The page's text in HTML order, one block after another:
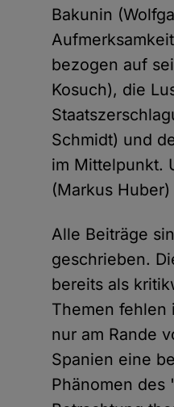
Bakunin
bezogen auf
Kosuch), die
Schmidt) und
im Mittelpunkt.
(Markus
Alle Beiträge
geschrieben.
bereits als
Themen fehlen
nur am Rande
Spanien eine
Phänomen des